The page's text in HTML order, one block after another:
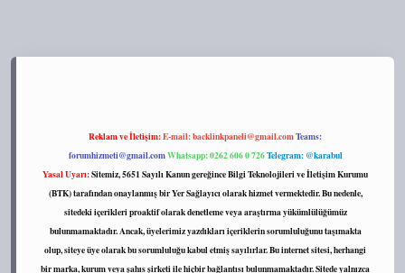
Reklam ve İletişim:E-mail:backlinkpaneli@gmail.comTeams:
forumhizmeti@gmail.comWhatsapp: 0262 606 0 726Telegram: @karabul
Yasal Uyarı:Sitemiz, 5651 Sayılı Kanun gereğince Bilgi Teknolojileri ve İletişim Kurumu
(BTK) tarafından onaylanmış bir Yer Sağlayıcı olarak hizmet vermektedir. Bu nedenle,
sitedeki içerikleri proaktif olarak denetleme veya araştırma yükümlülüğümüz
bulunmamaktadır. Ancak, üyelerimiz yazdıkları içeriklerin sorumluluğunu taşımakta
olup, siteye üye olarak bu sorumluluğu kabul etmiş sayılırlar. Bu internet sitesi, herhangi
bir marka, kurum veya şahıs şirketi ile hiçbir bağlantısı bulunmamaktadır. Sitede yalnızca